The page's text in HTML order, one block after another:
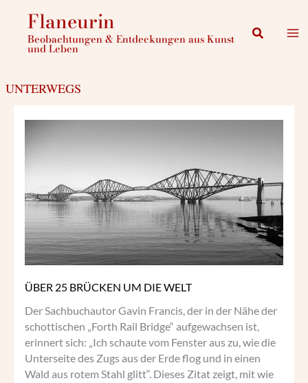
springen
Flaneurin
Beobachtungen & Entdeckungen aus Kunst
und Leben
Suchen
UNTERWEGS
ÜBER 25 BRÜCKEN UM DIE WELT
Der Sachbuchautor Gavin Francis, der in der Nähe der
schottischen „Forth Rail Bridge“ aufgewachsen ist,
erinnert sich: „Ich schaute vom Fenster aus zu, wie die
Unterseite des Zugs aus der Erde flog und in einen
Wald aus rotem Stahl glitt“. Dieses Zitat zeigt, mit wie
ÜBER